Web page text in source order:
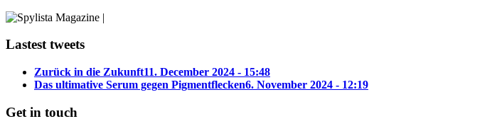
Lastest tweets
Zurück in die Zukunft11. December 2024 - 15:48
Das ultimative Serum gegen Pigmentflecken6. November 2024 - 12:19
Get in touch